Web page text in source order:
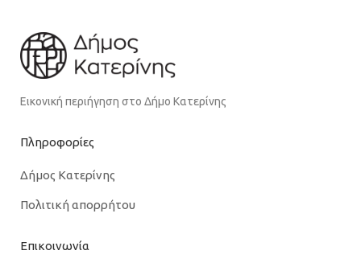
Εικονική περιήγηση στο Δήμο Κατερίνης
Πληροφορίες
Δήμος Κατερίνης
Πολιτική απορρήτου
Επικοινωνία